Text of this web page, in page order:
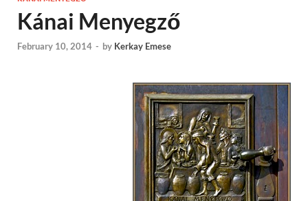
Kánai Menyegző
February 10, 2014 - by Kerkay Emese